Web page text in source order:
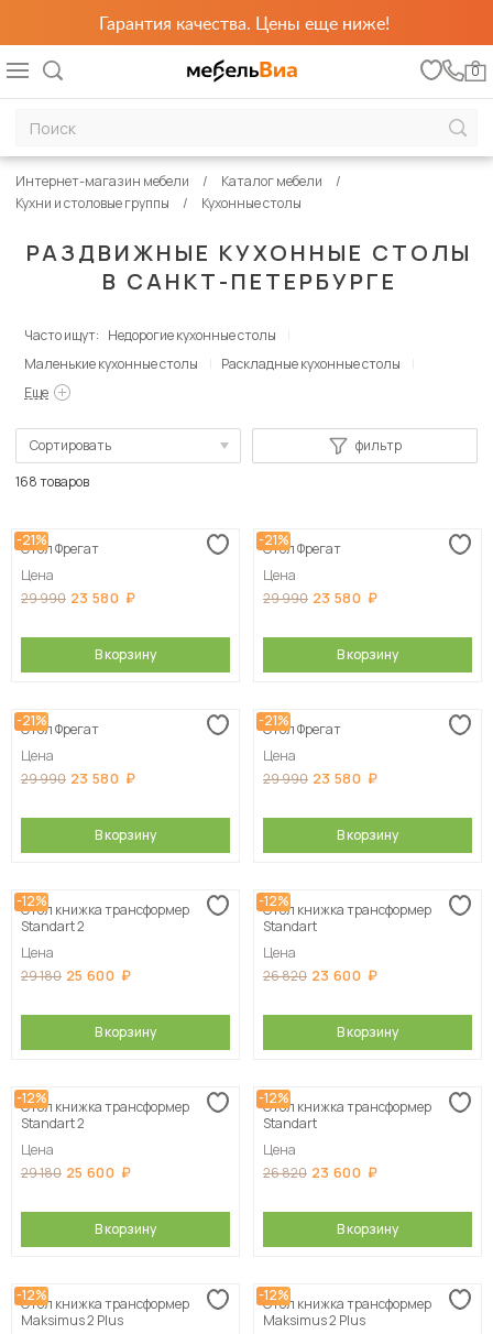
Гарантия качества. Цены еще ниже!
0
РАЗДВИЖНЫЕ КУХОННЫЕ СТОЛЫ
В САНКТ-ПЕТЕРБУРГЕ
Интернет-магазин мебели
Каталог мебели
Кухни и столовые группы
Кухонные столы
Часто ищут: Недорогие кухонные столы
Маленькие кухонные столы
Раскладные кухонные столы
Еще
Сортировать
Сначала дорогие
фильтр
168 товаров
-21%
Стол Фрегат
Цена
29 990 23 580
В корзину
-21%
Стол Фрегат
Цена
29 990 23 580
В корзину
-21%
Стол Фрегат
Цена
29 990 23 580
В корзину
-21%
Стол Фрегат
Цена
29 990 23 580
В корзину
-12%
Стол книжка трансформер
Standart 2
Цена
29 180 25 600
В корзину
-12%
Стол книжка трансформер
Standart
Цена
26 820 23 600
В корзину
-12%
Стол книжка трансформер
Standart 2
Цена
29 180 25 600
В корзину
-12%
Стол книжка трансформер
Standart
Цена
26 820 23 600
В корзину
-12%
Стол книжка трансформер
Maksimus 2 Plus
-12%
Стол книжка трансформер
Maksimus 2 Plus